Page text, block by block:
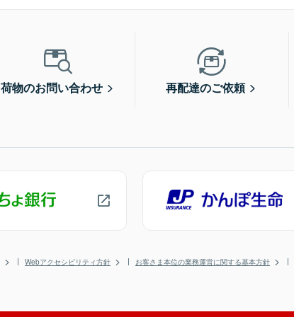
荷物のお問い合わせ 再配達のご依頼
Webアクセシビリティ方針 お客さま本位の業務運営に関する基本方針